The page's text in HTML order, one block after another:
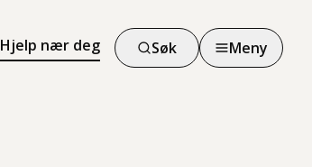
Hjelp nær deg Søk Meny